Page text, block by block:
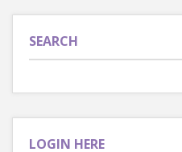
SEARCH
LOGIN HERE